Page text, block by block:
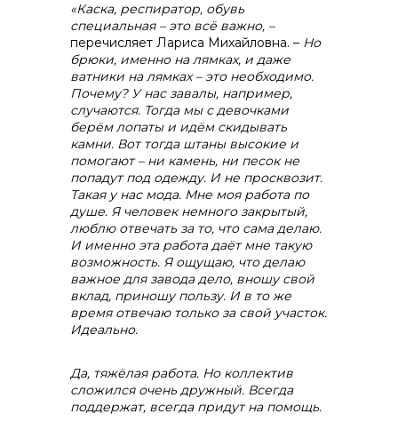
«Каска, респиратор, обувь
специальная – это всё важно, –
перечисляет Лариса Михайловна. – Но
брюки, именно на лямках, и даже
ватники на лямках – это необходимо.
Почему? У нас завалы, например,
случаются. Тогда мы с девочками
берём лопаты и идём скидывать
камни. Вот тогда штаны высокие и
помогают – ни камень, ни песок не
попадут под одежду. И не просквозит.
Такая у нас мода. Мне моя работа по
душе. Я человек немного закрытый,
люблю отвечать за то, что сама делаю.
И именно эта работа даёт мне такую
возможность. Я ощущаю, что делаю
важное для завода дело, вношу свой
вклад, приношу пользу. И в то же
время отвечаю только за свой участок.
Идеально.
Да, тяжёлая работа. Но коллектив
сложился очень дружный. Всегда
поддержат, всегда придут на помощь.